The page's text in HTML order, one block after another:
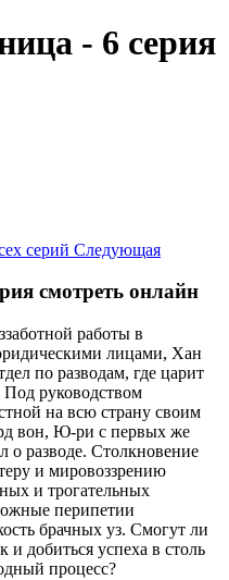
- 6 серия
серий Следующая
смотреть онлайн
работы в
лицами, Хан
по разводам, где царит
Под руководством
на всю страну своим
вон, Ю-ри с первых же
о разводе. Столкновение
и мировоззрению
и трогательных
перипетии
брачных уз. Смогут ли
добиться успеха в столь
процесс?